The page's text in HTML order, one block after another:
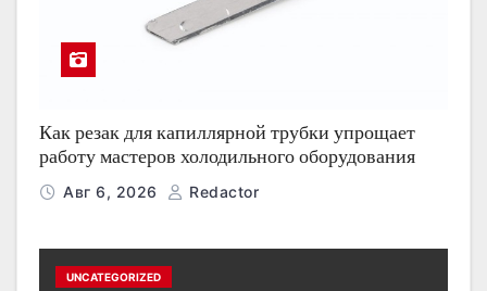
Как резак для капиллярной трубки упрощает
работу мастеров холодильного оборудования
Авг 6, 2026 Redactor
UNCATEGORIZED